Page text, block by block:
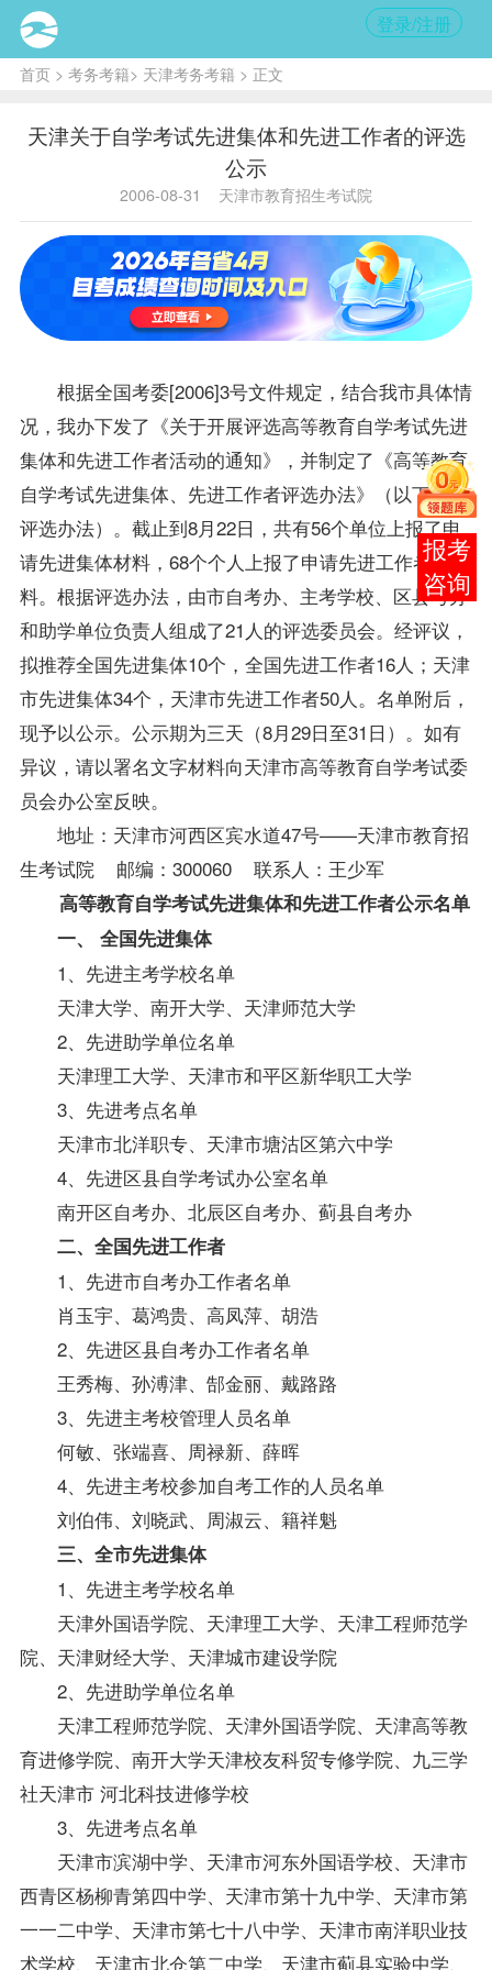
登录/注册
首页> 考务考籍> 天津考务考籍 > 正文
天津关于自学考试先进集体和先进工作者的评选
公示
2006-08-31 天津市教育招生考试院
根据全国考委[2006]3号文件规定，结合我市具体情
况，我办下发了《关于开展评选高等教育自学考试先进
集体和先进工作者活动的通知》，并制定了《高等教育
自学考试先进集体、先进工作者评选办法》（以下简称
评选办法）。截止到8月22日，共有56个单位上报了申
请先进集体材料，68个个人上报了申请先进工作者材
料。根据评选办法，由市自考办、主考学校、区县考办
和助学单位负责人组成了21人的评选委员会。经评议，
拟推荐全国先进集体10个，全国先进工作者16人；天津
市先进集体34个，天津市先进工作者50人。名单附后，
现予以公示。公示期为三天（8月29日至31日）。如有
异议，请以署名文字材料向天津市高等教育自学考试委
员会办公室反映。
地址：天津市河西区宾水道47号——天津市教育招
生考试院 邮编：300060 联系人：王少军
高等教育自学考试先进集体和先进工作者公示名单
一、 全国先进集体
1、先进主考学校名单
天津大学、南开大学、天津师范大学
2、先进助学单位名单
天津理工大学、天津市和平区新华职工大学
3、先进考点名单
天津市北洋职专、天津市塘沽区第六中学
4、先进区县自学考试办公室名单
南开区自考办、北辰区自考办、蓟县自考办
二、全国先进工作者
1、先进市自考办工作者名单
肖玉宇、葛鸿贵、高凤萍、胡浩
2、先进区县自考办工作者名单
王秀梅、孙溥津、郜金丽、戴路路
3、先进主考校管理人员名单
何敏、张端喜、周禄新、薛晖
4、先进主考校参加自考工作的人员名单
刘伯伟、刘晓武、周淑云、籍祥魁
三、全市先进集体
1、先进主考学校名单
天津外国语学院、天津理工大学、天津工程师范学
院、天津财经大学、天津城市建设学院
2、先进助学单位名单
天津工程师范学院、天津外国语学院、天津高等教
育进修学院、南开大学天津校友科贸专修学院、九三学
社天津市 河北科技进修学校
3、先进考点名单
天津市滨湖中学、天津市河东外国语学校、天津市
西青区杨柳青第四中学、天津市第十九中学、天津市第
一一二中学、天津市第七十八中学、天津市南洋职业技
术学校、天津市北仓第二中学、天津市蓟县实验中学、
在线
客服